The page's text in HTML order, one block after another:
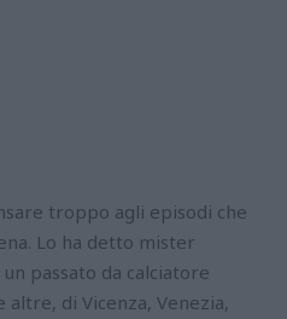
troppo agli episodi che
Lo ha detto mister
passato da calciatore
di Vicenza, Venezia,